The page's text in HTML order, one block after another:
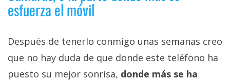
esfuerza el móvil
Después de tenerlo conmigo unas semanas creo
que no hay duda de que donde este teléfono ha
puesto su mejor sonrisa, donde más se ha